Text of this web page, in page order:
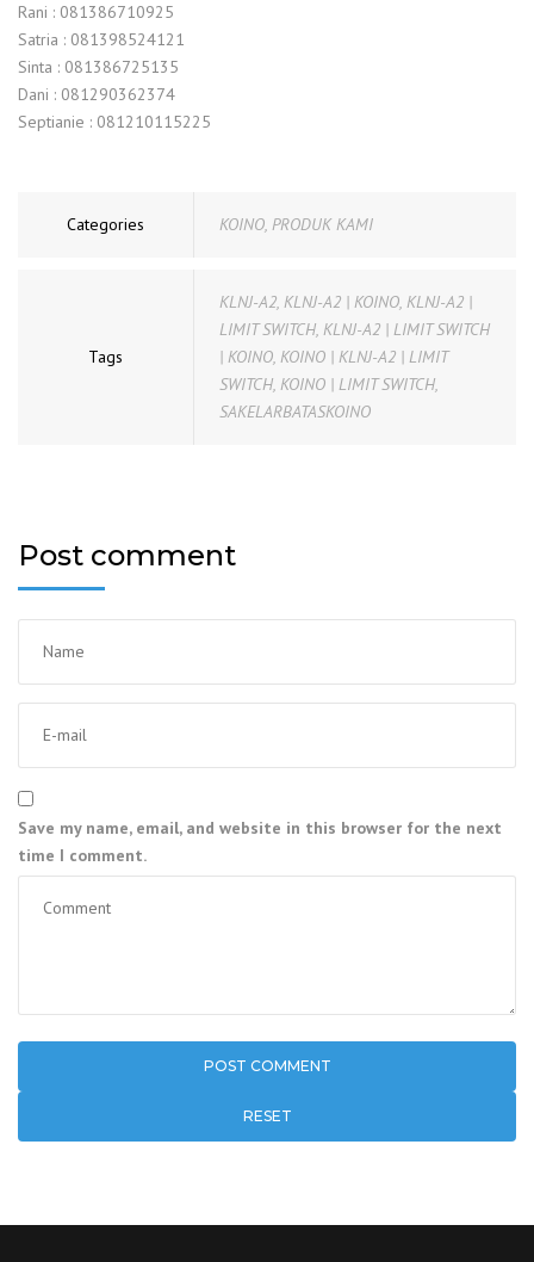
Rani : 081386710925
Satria : 081398524121
Sinta : 081386725135
Dani : 081290362374
Septianie : 081210115225
Categories KOINO, PRODUK KAMI
Tags
KLNJ-A2, KLNJ-A2 | KOINO, KLNJ-A2 |
LIMIT SWITCH, KLNJ-A2 | LIMIT SWITCH
| KOINO, KOINO | KLNJ-A2 | LIMIT
SWITCH, KOINO | LIMIT SWITCH,
SAKELARBATASKOINO
Post comment
Save my name, email, and website in this browser for the next
time I comment.
RESET